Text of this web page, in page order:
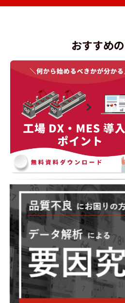
おすすめ